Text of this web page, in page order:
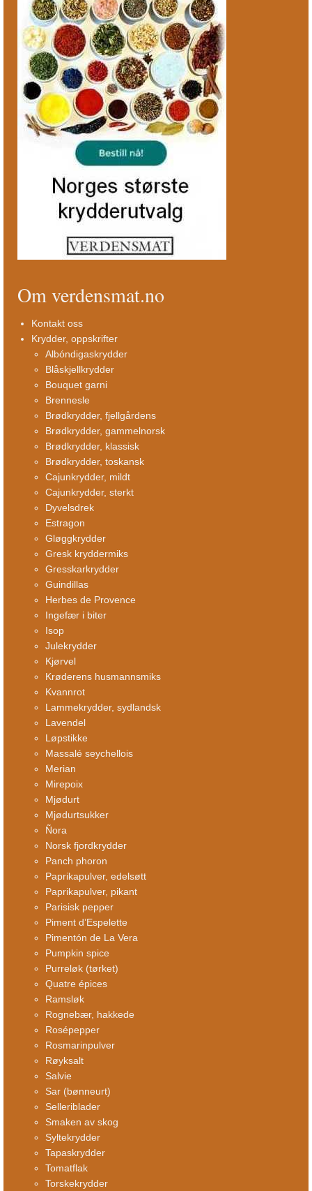
Om verdensmat.no
Kontakt oss
Krydder, oppskrifter
Albóndigaskrydder
Blåskjellkrydder
Bouquet garni
Brennesle
Brødkrydder, fjellgårdens
Brødkrydder, gammelnorsk
Brødkrydder, klassisk
Brødkrydder, toskansk
Cajunkrydder, mildt
Cajunkrydder, sterkt
Dyvelsdrek
Estragon
Gløggkrydder
Gresk kryddermiks
Gresskarkrydder
Guindillas
Herbes de Provence
Ingefær i biter
Isop
Julekrydder
Kjørvel
Krøderens husmannsmiks
Kvannrot
Lammekrydder, sydlandsk
Lavendel
Løpstikke
Massalé seychellois
Merian
Mirepoix
Mjødurt
Mjødurtsukker
Ñora
Norsk fjordkrydder
Panch phoron
Paprikapulver, edelsøtt
Paprikapulver, pikant
Parisisk pepper
Piment d’Espelette
Pimentón de La Vera
Pumpkin spice
Purreløk (tørket)
Quatre épices
Ramsløk
Rognebær, hakkede
Rosépepper
Rosmarinpulver
Røyksalt
Salvie
Sar (bønneurt)
Selleriblader
Smaken av skog
Syltekrydder
Tapaskrydder
Tomatflak
Torskekrydder